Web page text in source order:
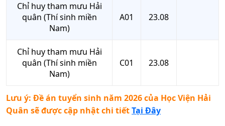
Chỉ huy tham mưu Hải
quân (Thí sinh miền
Nam)
A01 23.08
Chỉ huy tham mưu Hải
quân (Thí sinh miền
Nam)
C01 23.08
Lưu ý: Đề án tuyển sinh năm 2026 của Học Viện Hải
Quân sẽ được cập nhật chi tiếtTại Đây